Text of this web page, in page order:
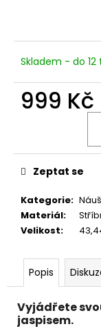
Skladem - do 12
999 Kč
Kategorie:
Materiál:
Velikost:
Zeptat se
Popis
Vyjádřete
jaspisem.
o
p
u
č
u
e
m